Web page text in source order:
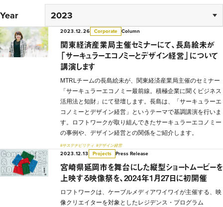
Year
2023.12.26 Corporate Column
関東経済産業局主催セミナーにて、長島絵未が
「サーキュラーエコノミーとデザイン経営」について
講演します
MTRLチームの長島絵未が、関東経済産業局主催のセミナー
「サーキュラーエコノミー最前線。積極企業に聞くビジネス
活用法と知財」にて登壇します。長島は、「サーキュラーエ
コノミーとデザイン経営」というテーマで基調講演を行いま
す。ロフトワークが取り組んできたサーキュラーエコノミー
の事例や、デザイン経営との関係をご紹介します。
#サステナビリティ #デザイン経営
2023.12.13 Projects Press Release
宮崎県延岡市を舞台にした縦型ショートムービーを
上映する映像祭を、2024年1月27日に初開催
ロフトワークは、ケーブルメディアワイワイが主催する、映
像クリエイターを対象としたレジデンス・プログラム